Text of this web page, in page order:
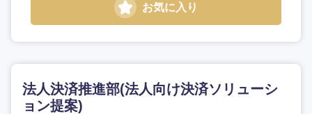
お気に入り
法人決済推進部(法人向け決済ソリューシ
ョン提案)